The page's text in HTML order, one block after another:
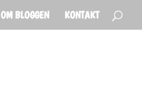
OM BLOGGEN KONTAKT